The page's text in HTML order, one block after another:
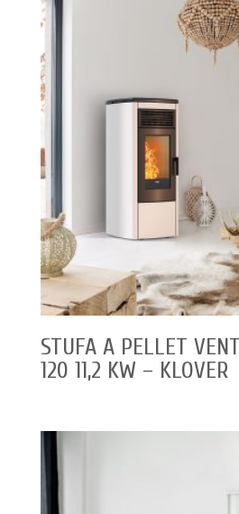
STUFA A PELLET
120 11,2 KW – KLOVER